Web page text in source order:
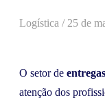
Logística / 25 de
O setor de
atenção dos